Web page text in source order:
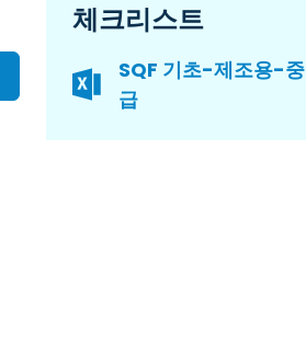
체크리스트
SQF 기초-제조용-중
급